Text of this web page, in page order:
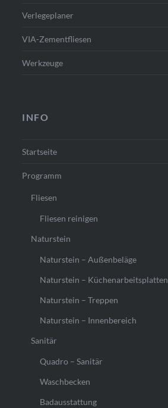
Verlegeplaner
VIA-Zementfliesen
Werkzeuge
INFO
Startseite
Programm
Fliesen
Fliesen reinigen
Naturstein
Naturstein – Außenbeläge
Naturstein – Küchenarbeitsplatten
Naturstein – Treppen
Naturstein – Innenbereich
Sanitär
Quadro – Sanitär
Waschbecken
Badausstattung